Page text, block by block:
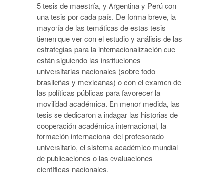
5 tesis de maestría, y Argentina y Perú con
una tesis por cada país. De forma breve, la
mayoría de las temáticas de estas tesis
tienen que ver con el estudio y análisis de las
estrategias para la internacionalización que
están siguiendo las instituciones
universitarias nacionales (sobre todo
brasileñas y mexicanas) o con el examen de
las políticas públicas para favorecer la
movilidad académica. En menor medida, las
tesis se dedicaron a indagar las historias de
cooperación académica internacional, la
formación internacional del profesorado
universitario, el sistema académico mundial
de publicaciones o las evaluaciones
científicas nacionales.